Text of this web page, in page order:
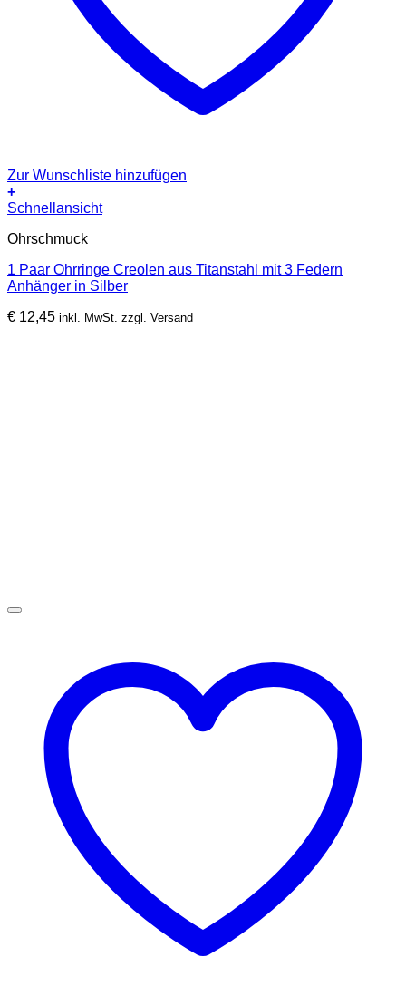
Zur Wunschliste hinzufügen
+
Schnellansicht
Ohrschmuck
1 Paar Ohrringe Creolen aus Titanstahl mit 3 Federn
Anhänger in Silber
€ 12,45 inkl. MwSt. zzgl. Versand